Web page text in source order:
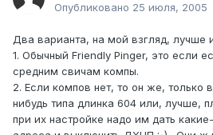
Опубликовано 25 июля, 2005
Два варианта, на мой взгляд, лучше
1. Обычный Friendly Pinger, это если
средним свичам компы.
2. Если компов нет, то он же, только
нибудь типа длинка 604 или, лучше,
при их настройке надо им дать